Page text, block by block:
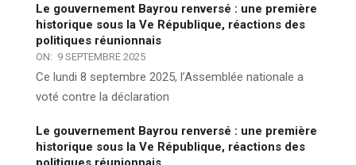
Le gouvernement Bayrou renversé : une première
historique sous la Ve République, réactions des
politiques réunionnais
ON: 9 SEPTEMBRE 2025
Ce lundi 8 septembre 2025, l’Assemblée nationale a
voté contre la déclaration
Le gouvernement Bayrou renversé : une première
historique sous la Ve République, réactions des